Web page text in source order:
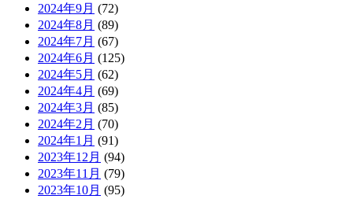
2024年9月 (72)
2024年8月 (89)
2024年7月 (67)
2024年6月 (125)
2024年5月 (62)
2024年4月 (69)
2024年3月 (85)
2024年2月 (70)
2024年1月 (91)
2023年12月 (94)
2023年11月 (79)
2023年10月 (95)